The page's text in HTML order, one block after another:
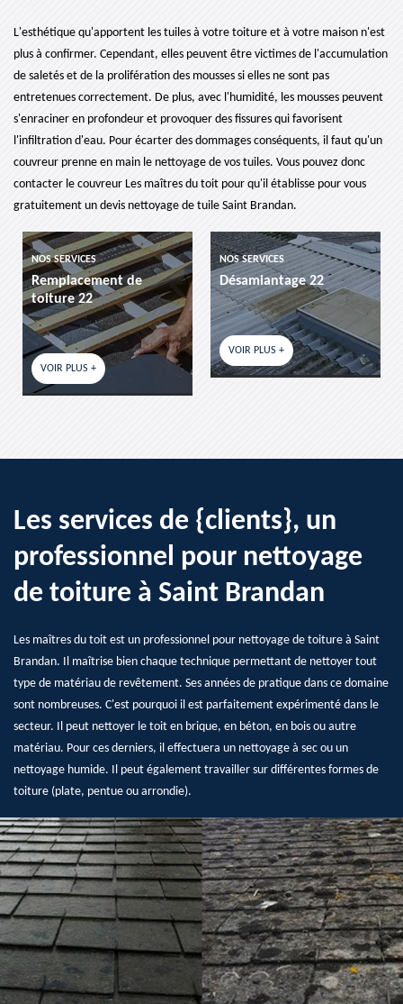
L'esthétique qu'apportent les tuiles à votre toiture et à votre maison n'est
plus à confirmer. Cependant, elles peuvent être victimes de l'accumulation
de saletés et de la prolifération des mousses si elles ne sont pas
entretenues correctement. De plus, avec l'humidité, les mousses peuvent
s'enraciner en profondeur et provoquer des fissures qui favorisent
l'infiltration d'eau. Pour écarter des dommages conséquents, il faut qu'un
couvreur prenne en main le nettoyage de vos tuiles. Vous pouvez donc
contacter le couvreur Les maîtres du toit pour qu'il établisse pour vous
gratuitement un devis nettoyage de tuile Saint Brandan.
de
NOS SERVICES
Désamiantage 22
VOIR PLUS +
NOS SERVICES
etancheite
VOIR PLUS +
Les services de {clients}, un
professionnel pour nettoyage
de toiture à Saint Brandan
Les maîtres du toit est un professionnel pour nettoyage de toiture à Saint
Brandan. Il maîtrise bien chaque technique permettant de nettoyer tout
type de matériau de revêtement. Ses années de pratique dans ce domaine
sont nombreuses. C'est pourquoi il est parfaitement expérimenté dans le
secteur. Il peut nettoyer le toit en brique, en béton, en bois ou autre
matériau. Pour ces derniers, il effectuera un nettoyage à sec ou un
nettoyage humide. Il peut également travailler sur différentes formes de
toiture (plate, pentue ou arrondie).